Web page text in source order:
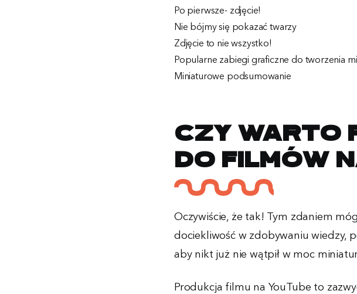
Po pierwsze- zdjęcie!
Nie bójmy się pokazać twarzy
Zdjęcie to nie wszystko!
Popularne zabiegi graficzne do tworzenia
Miniaturowe podsumowanie
Czy warto
do filmów
Oczywiście, że tak! Tym zdaniem
dociekliwość w zdobywaniu wiedzy,
aby nikt już nie wątpił w moc
Produkcja filmu na YouTube to